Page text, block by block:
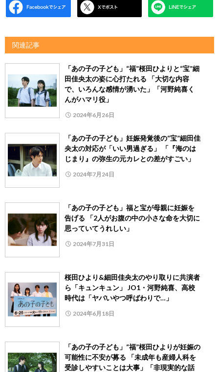
関連記事
「あの子の子ども」“福”桜田ひよりと“宝”細
田佳央太の姿に心打たれる 「大切な内容
で、いろんな感情が湧いた」「河野純喜く
んがハマリ役」
2024年6月26日
「あの子の子ども」妊娠発覚後の“宝”細田佳
央太の対応が「いい男過ぎる」 「『海のは
じまり』の弥生の元カレとの差がすごい」
2024年7月24日
「あの子の子ども」福と宝が母親に妊娠を
告げる 「2人がお腹の中の小さな命を大切に
思っていてうれしい」
2024年7月31日
桜田ひより&細田佳央太のやり取りに共演者
ら「キュンキュン」 JO1・河野純喜、高校
時代は「ヤバいやつ呼ばわりで…」
2024年6月18日
「あの子の子ども」“福”桜田ひよりが妊娠の
可能性に不安が募る 「未成年も産婦人科を
受診しやすいことは大事」「非現実的な話